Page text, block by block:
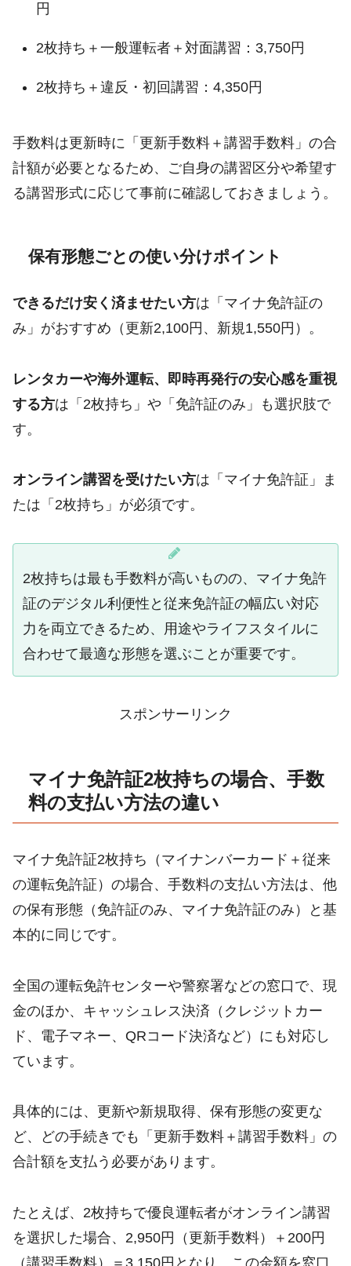
円
2枚持ち＋一般運転者＋対面講習：3,750円
2枚持ち＋違反・初回講習：4,350円
手数料は更新時に「更新手数料＋講習手数料」の合
計額が必要となるため、ご自身の講習区分や希望す
る講習形式に応じて事前に確認しておきましょう。
保有形態ごとの使い分けポイント
できるだけ安く済ませたい方は「マイナ免許証の
み」がおすすめ（更新2,100円、新規1,550円）。
レンタカーや海外運転、即時再発行の安心感を重視
する方は「2枚持ち」や「免許証のみ」も選択肢で
す。
オンライン講習を受けたい方は「マイナ免許証」ま
たは「2枚持ち」が必須です。
2枚持ちは最も手数料が高いものの、マイナ免許
証のデジタル利便性と従来免許証の幅広い対応
力を両立できるため、用途やライフスタイルに
合わせて最適な形態を選ぶことが重要です。
スポンサーリンク
マイナ免許証2枚持ちの場合、手数
料の支払い方法の違い
マイナ免許証2枚持ち（マイナンバーカード＋従来
の運転免許証）の場合、手数料の支払い方法は、他
の保有形態（免許証のみ、マイナ免許証のみ）と基
本的に同じです。
全国の運転免許センターや警察署などの窓口で、現
金のほか、キャッシュレス決済（クレジットカー
ド、電子マネー、QRコード決済など）にも対応し
ています。
具体的には、更新や新規取得、保有形態の変更な
ど、どの手続きでも「更新手数料＋講習手数料」の
合計額を支払う必要があります。
たとえば、2枚持ちで優良運転者がオンライン講習
を選択した場合、2,950円（更新手数料）＋200円
（講習手数料）＝3,150円となり、この金額を窓口